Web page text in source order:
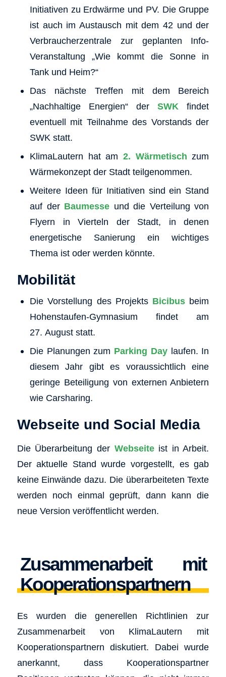
Initiativen zu Erdwärme und PV. Die Gruppe
ist auch im Austausch mit dem 42 und der
Verbraucherzentrale zur geplanten Info-
Veranstaltung
Wie kommt die Sonne in
Tank und Heim?
Das nächste Treffen mit dem Bereich
Nachhaltige Energien
derSWK findet
eventuell mit Teilnahme des Vorstands der
SWK statt.
KlimaLautern hat am2. Wärmetisch zum
Wärmekonzept der Stadt teilgenommen.
Weitere Ideen für Initiativen sind ein Stand
auf der Baumesse und die Verteilung von
Flyern in Vierteln der Stadt, in denen
energetische Sanierung ein wichtiges
Thema ist oder werden könnte.
Mobilität
Die Vorstellung des Projekts Bicibus beim
Hohenstaufen-Gymnasium findet am
27. August statt.
Die Planungen zum Parking Daylaufen. In
diesem Jahr gibt es voraussichtlich eine
geringe Beteiligung von externen Anbietern
wie Carsharing.
Webseite und Social Media
Die Überarbeitung der Webseiteist in Arbeit.
Der aktuelle Stand wurde vorgestellt, es gab
keine Einwände dazu. Die überarbeiteten Texte
werden noch einmal geprüft, dann kann die
neue Version veröffentlicht werden.
Zusammenarbeit mit
Kooperationspartnern
Es wurden die generellen Richtlinien zur
Zusammenarbeit von KlimaLautern mit
Kooperationspartnern diskutiert. Dabei wurde
anerkannt, dass Kooperationspartner